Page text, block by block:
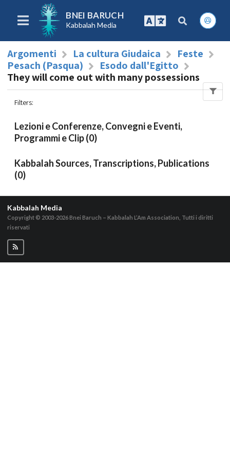
BNEI BARUCH
Kabbalah Media
Argomenti La cultura Giudaica
Feste
Pesach (Pasqua)
Esodo dall'Egitto
They will come out with many possessions
Filters:
Lezioni e Conferenze, Convegni e Eventi,
Programmi e Clip (0)
Kabbalah Sources, Transcriptions, Publications
(0)
Kabbalah Media
Copyright © 2003-2026Bnei Baruch – Kabbalah L’Am Association, Tutti i diritti
riservati